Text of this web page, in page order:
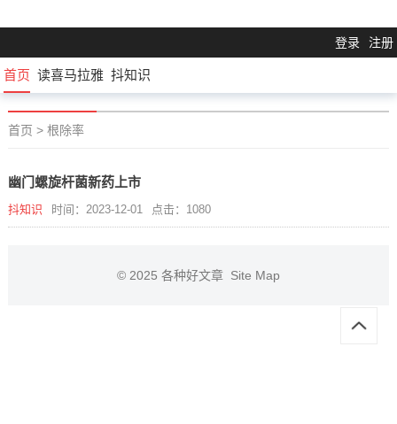
登录 注册
首页 读喜马拉雅 抖知识
首页 > 根除率
幽门螺旋杆菌新药上市
抖知识 时间：2023-12-01 点击：1080
© 2025 各种好文章 Site Map